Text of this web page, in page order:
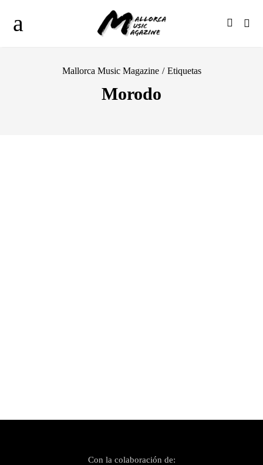
Mallorca Music Magazine / Etiquetas
Morodo
Con la colaboración de: